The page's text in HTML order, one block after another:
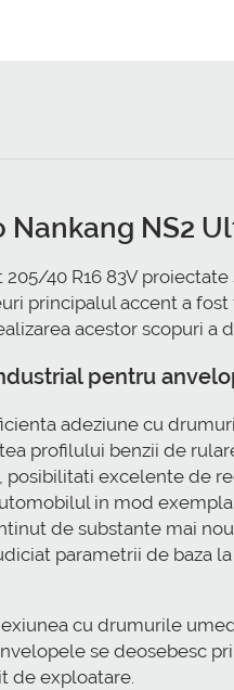
NS2
40 R16 83V
principalul accent a
acestor scopuri
pentru
adeziune cu
profilului benzii de
excelente de
in mod
de substante mai
parametrii de baza
cu drumurile
se deosebesc
de exploatare.